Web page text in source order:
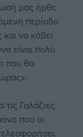
μας ήρθε
περίοδο
να κόβει
είναι πολύ
που θα
τις Γαλάζιες
που οι